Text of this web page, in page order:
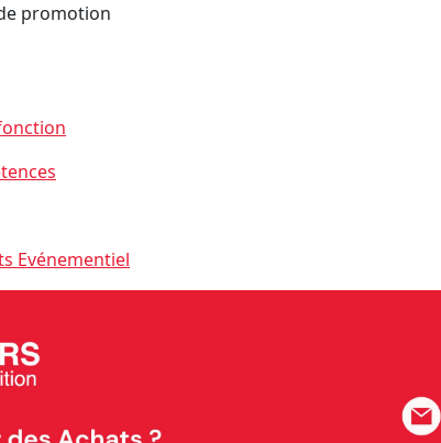
promotion
Evénementiel